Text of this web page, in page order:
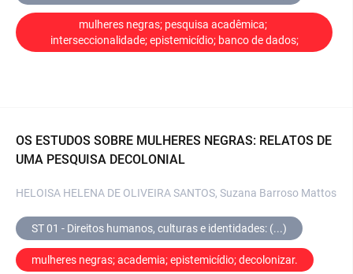
mulheres negras; pesquisa acadêmica;
interseccionalidade; epistemicídio; banco de dados;
OS ESTUDOS SOBRE MULHERES NEGRAS: RELATOS DE
UMA PESQUISA DECOLONIAL
HELOISA HELENA DE OLIVEIRA SANTOS, Suzana Barroso Mattos
ST 01 - Direitos humanos, culturas e identidades: (...)
mulheres negras; academia; epistemicídio; decolonizar.